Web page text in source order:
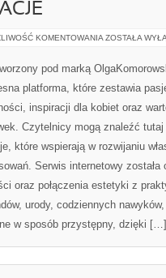
KOMENTOWANIA TECHNOLOGIE
ZOSTAŁA
pod marką
platforma, które zestawia
inspiracji dla kobiet oraz
Czytelnicy mogą znaleźć tutaj
które wspierają w rozwijaniu
Serwis internetowy została
oraz połączenia estetyki z
urody, codziennych
w sposób przystępny, dzięki […]